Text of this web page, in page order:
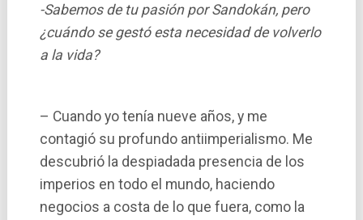
-Sabemos de tu pasión por Sandokán, pero
¿cuándo se gestó esta necesidad de volverlo
a la vida?
– Cuando yo tení­a nueve años, y me
contagió su profundo antiimperialismo. Me
descubrió la despiadada presencia de los
imperios en todo el mundo, haciendo
negocios a costa de lo que fuera, como la